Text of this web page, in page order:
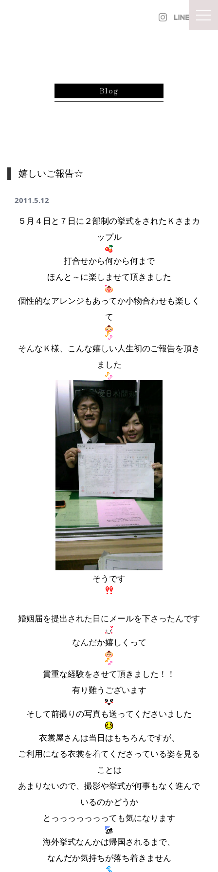
Blog
嬉しいご報告☆
2011.5.12
５月４日と７日に２部制の挙式をされたＫさまカ
ップル
打合せから何から何まで
ほんと～に楽しませて頂きました
個性的なアレンジもあってか小物合わせも楽しく
て
そんなＫ様、こんな嬉しい人生初のご報告を頂き
ました
そうです
婚姻届を提出された日にメールを下さったんです
なんだか嬉しくって
貴重な経験をさせて頂きました！！
有り難うございます
そして前撮りの写真も送ってくださいました
衣裳屋さんは当日はもちろんですが、
ご利用になる衣裳を着てくださっている姿を見る
ことは
あまりないので、撮影や挙式が何事もなく進んで
いるのかどうか
とっっっっっっっても気になります
海外挙式なんかは帰国されるまで、
なんだか気持ちが落ち着きません